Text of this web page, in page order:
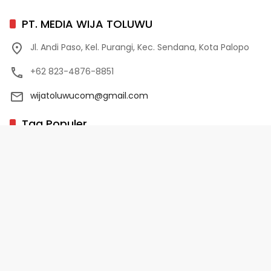
PT. MEDIA WIJA TOLUWU
Jl. Andi Paso, Kel. Purangi, Kec. Sendana, Kota Palopo
+62 823-4876-8851
wijatoluwucom@gmail.com
Tag Populer